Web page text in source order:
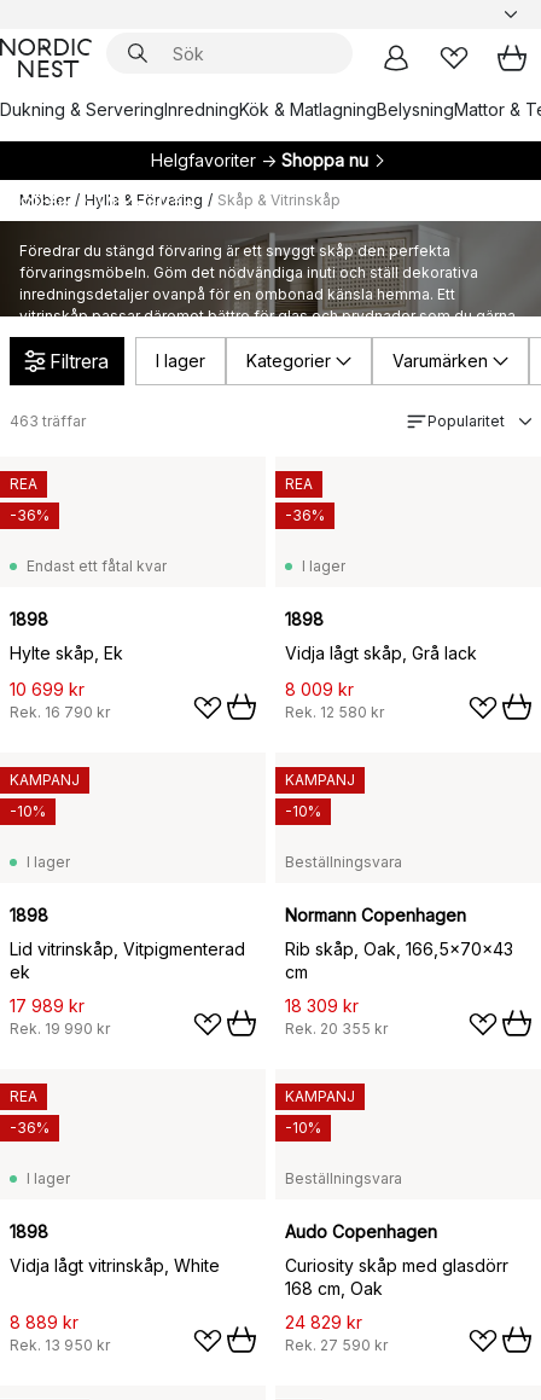
Dukning & ServeringInredningKök & MatlagningBelysningMattor &
Helgfavoriter → Shoppa nu
Möbler / Hylla & Förvaring / Skåp & Vitrinskåp
Skåp & Vitrinskåp
Föredrar du stängd förvaring är ett snyggt skåp den perfekta
förvaringsmöbeln. Göm det nödvändiga inuti och ställ dekorativa
inredningsdetaljer ovanpå för en ombonad känsla hemma. Ett
vitrinskåp passar däremot bättre för glas och prydnader som du gärna
visar upp.
Filtrera I lager Kategorier Varumärken
463 träffar Popularitet
Endast ett fåtal kvar
1898
Hylte skåp, Ek
10 699 kr
Rek. 16 790 kr
REA
-36%
I lager
1898
Vidja lågt skåp, Grå lack
8 009 kr
Rek. 12 580 kr
REA
-36%
I lager
1898
Lid vitrinskåp, Vitpigmenterad
ek
17 989 kr
Rek. 19 990 kr
KAMPANJ
-10%
Beställningsvara
Normann Copenhagen
Rib skåp, Oak, 166,5x70x43
cm
18 309 kr
Rek. 20 355 kr
KAMPANJ
-10%
I lager
1898
Vidja lågt vitrinskåp, White
8 889 kr
Rek. 13 950 kr
REA
-36%
Beställningsvara
Audo Copenhagen
Curiosity skåp med glasdörr
168 cm, Oak
24 829 kr
Rek. 27 590 kr
KAMPANJ
-10%